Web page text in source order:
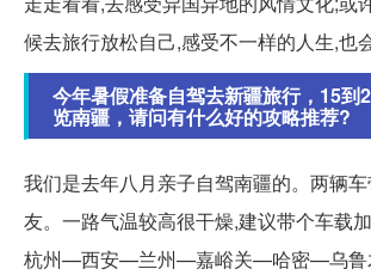
候去旅行放松自己,感受不一样的人生,也
今年暑假准备自驾去新疆旅行，15到
览南疆，请问有什么好的攻略推荐?
我们是去年八月亲子自驾南疆的。两辆
友。一路气温较高很干燥,建议带个车载
杭州—西安—兰州—嘉峪关—哈密—乌鲁